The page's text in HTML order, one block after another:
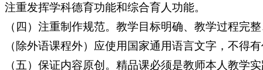
注重发挥学科德育功能和综合育人功能。
（四）注重制作规范。教学目标明确、教学过程完
（除外语课程外）应使用国家通用语言文字，不得
（五）保证内容原创。精品课必须是教师本人教学